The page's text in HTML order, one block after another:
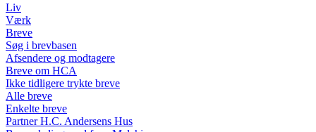
Liv
Værk
Breve
Søg i brevbasen
Afsendere og modtagere
Breve om HCA
Ikke tidligere trykte breve
Alle breve
Enkelte breve
Partner H.C. Andersens Hus